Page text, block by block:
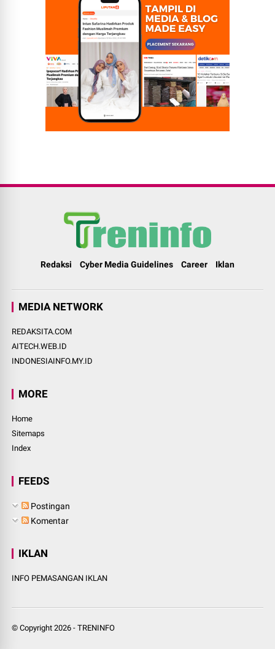
Redaksi Cyber Media Guidelines Career Iklan
MEDIA NETWORK
REDAKSITA.COM
AITECH.WEB.ID
INDONESIAINFO.MY.ID
MORE
Home
Sitemaps
Index
FEEDS
Postingan
Komentar
IKLAN
INFO PEMASANGAN IKLAN
© Copyright2026 -TRENINFO